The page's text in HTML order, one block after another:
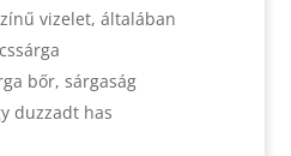
vizelet, általában
bőr, sárgaság
duzzadt has